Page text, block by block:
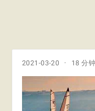
2021-03-20 18 分